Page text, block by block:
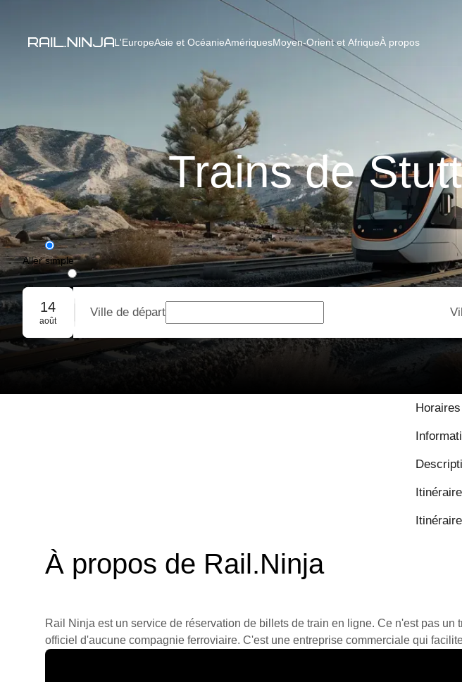
L'EuropeAsie et OcéanieAmériquesMoyen-Orient et AfriqueÀ propos
Trains de
Aller simple
Aller-retour
Réservation de groupe
14
août
Ville de départ
À propos de Rail.Ninja
Rail Ninja est un service de réservation de billets de train en ligne. Ce n'est pas
officiel d'aucune compagnie ferroviaire. C'est une entreprise commerciale qui